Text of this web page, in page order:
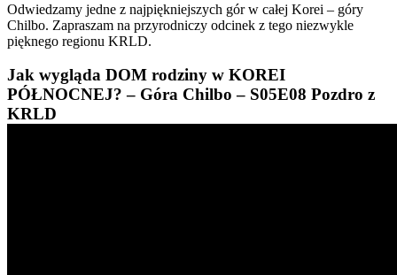
Odwiedzamy jedne z najpiękniejszych gór w całej Korei – góry
Chilbo. Zapraszam na przyrodniczy odcinek z tego niezwykle
pięknego regionu KRLD.
Jak wygląda DOM rodziny w KOREI
PÓŁNOCNEJ? – Góra Chilbo – S05E08 Pozdro z
KRLD